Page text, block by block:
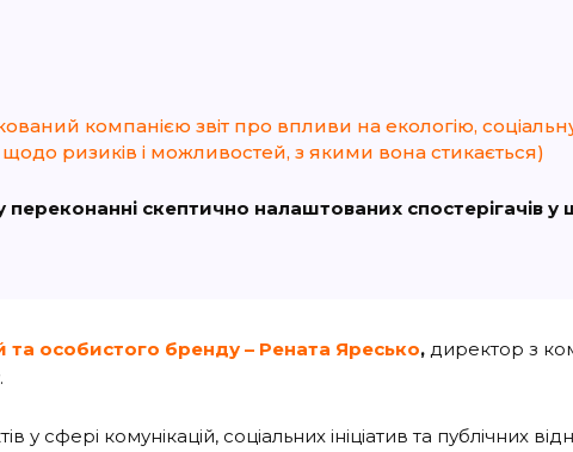
компанією звіт про впливи на екологію,
ризиків і можливостей, з якими вона стикається)
скептично налаштованих спостерігачів у
та особистого бренду – Рената Яресько, директор з
у сфері комунікацій, соціальних ініціатив та публічних